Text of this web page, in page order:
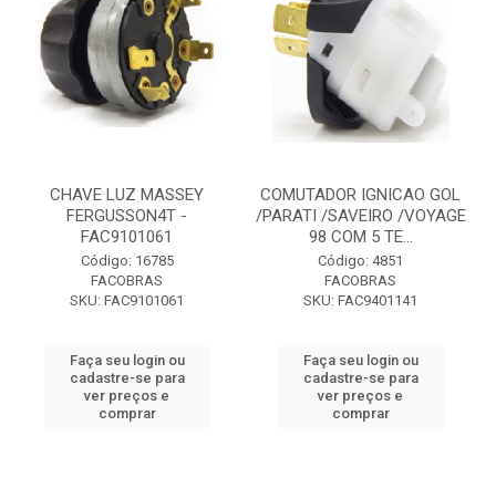
CHAVE LUZ MASSEY
FERGUSSON4T -
FAC9101061
Código: 16785
FACOBRAS
SKU: FAC9101061
Faça seu login ou
cadastre-se para
ver preços e
comprar
COMUTADOR IGNICAO GOL
/PARATI /SAVEIRO /VOYAGE
98 COM 5 TE...
Código: 4851
FACOBRAS
SKU: FAC9401141
Faça seu login ou
cadastre-se para
ver preços e
comprar